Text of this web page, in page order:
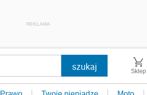
REKLAMA
Sklep